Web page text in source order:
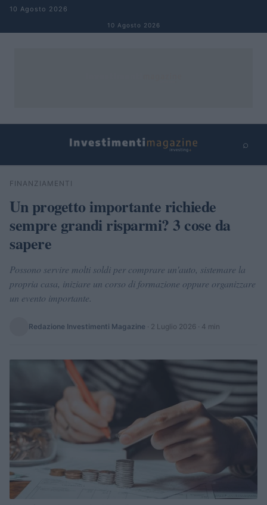
Salta al contenuto
10 Agosto 2026
10 Agosto 2026
⌕
Cerca
FINANZIAMENTI
Un progetto importante richiede
sempre grandi risparmi? 3 cose da
sapere
Possono servire molti soldi per comprare un'auto, sistemare la
propria casa, iniziare un corso di formazione oppure organizzare
un evento importante.
Redazione Investimenti Magazine · 2 Luglio 2026 · 4 min